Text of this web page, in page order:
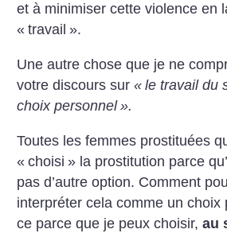
et à minimiser cette violence en
« travail ».
Une autre chose que je ne
votre discours sur« le travail du
choix personnel ».
Toutes les femmes prostituées
« choisi » la prostitution parce
pas d’autre option. Comment
interpréter cela comme un choix
ce parce que je peux choisir,au